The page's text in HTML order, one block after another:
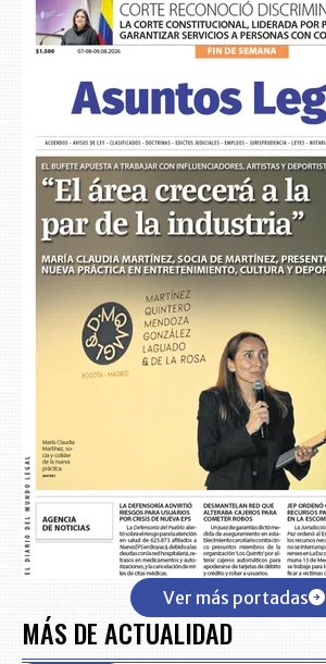
Ver más portadas
MÁS DE ACTUALIDAD